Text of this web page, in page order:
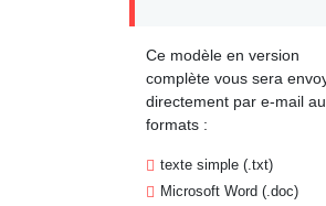
Ce modèle en version
complète vous sera
directement par e-mail
formats :
texte simple (.txt)
Microsoft Word (.doc)